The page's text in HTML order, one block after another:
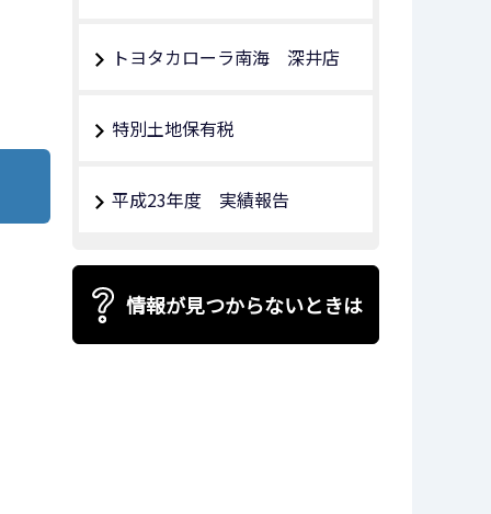
トヨタカローラ南海 深井店
特別土地保有税
平成23年度 実績報告
情報が見つからないときは